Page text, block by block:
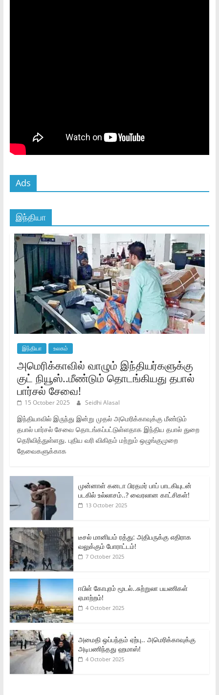
Ads
இந்தியா
இந்தியா உலகம்
அமெரிக்காவில் வாழும் இந்தியர்களுக்கு
குட் நியூஸ்..மீண்டும் தொடங்கியது தபால்
பார்சல் சேவை!
15 October 2025 Seidhi Alasal
இந்தியாவில் இருந்து இன்று முதல் அமெரிக்காவுக்கு மீண்டும்
தபால் பார்சல் சேவை தொடங்கப்பட்டுள்ளதாக இந்திய தபால் துறை
தெரிவித்துள்ளது. புதிய வரி விகிதம் மற்றும் ஒழுங்குமுறை
தேவைகளுக்காக
முன்னாள் கனடா பிரதமர் பாப் பாடகியுடன்
படகில் உல்லாசம்..? வைரலான காட்சிகள்!
13 October 2025
டீசல் மானியம் ரத்து: அதிபருக்கு எதிராக
வலுக்கும் போராட்டம்!
7 October 2025
ஈபிள் கோபுரம் மூடல்..சுற்றுலா பயணிகள்
ஏமாற்றம்!
4 October 2025
அமைதி ஒப்பந்தம் ஏற்பு.. அமெரிக்காவுக்கு
அடிபணிந்தது ஹமாஸ்!
4 October 2025